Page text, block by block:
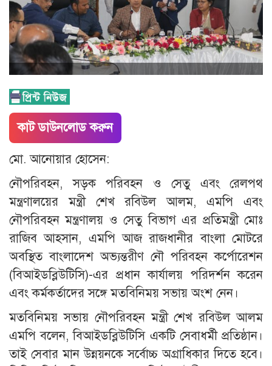
কাট ডাউনলোড করুন
মো. আনোয়ার হোসেন:
নৌপরিবহন, সড়ক পরিবহন ও সেতু এবং রেলপথ
মন্ত্রণালয়ের মন্ত্রী শেখ রবিউল আলম, এমপি এবং
নৌপরিবহন মন্ত্রণালয় ও সেতু বিভাগ এর প্রতিমন্ত্রী মোঃ
রাজিব আহসান, এমপি আজ রাজধানীর বাংলা মোটরে
অবস্থিত বাংলাদেশ অভ্যন্তরীণ নৌ পরিবহন কর্পোরেশন
(বিআইডব্লিউটিসি)-এর প্রধান কার্যালয় পরিদর্শন করেন
এবং কর্মকর্তাদের সঙ্গে মতবিনিময় সভায় অংশ নেন।
মতবিনিময় সভায় নৌপরিবহন মন্ত্রী শেখ রবিউল আলম
এমপি বলেন, বিআইডব্লিউটিসি একটি সেবাধর্মী প্রতিষ্ঠান।
তাই সেবার মান উন্নয়নকে সর্বোচ্চ অগ্রাধিকার দিতে হবে।